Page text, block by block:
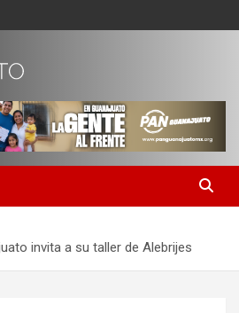
invita a su taller de Alebrijes